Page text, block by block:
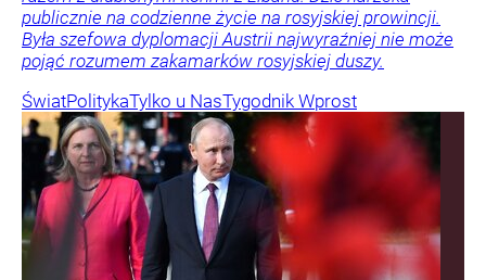
publicznie na codzienne życie na rosyjskiej prowincji.
Była szefowa dyplomacji Austrii najwyraźniej nie może
pojąć rozumem zakamarków rosyjskiej duszy.
ŚwiatPolitykaTylko u NasTygodnik Wprost